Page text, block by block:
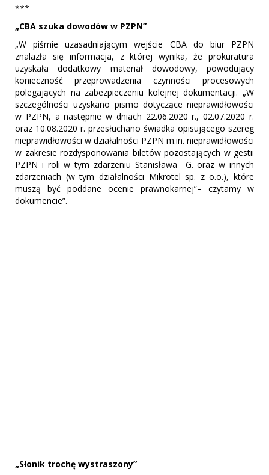
***
„CBA szuka dowodów w PZPN”
„W piśmie uzasadniającym wejście CBA do biur PZPN
znalazła się informacja, z której wynika, że prokuratura
uzyskała dodatkowy materiał dowodowy, powodujący
konieczność przeprowadzenia czynności procesowych
polegających na zabezpieczeniu kolejnej dokumentacji. „W
szczególności uzyskano pismo dotyczące nieprawidłowości
w PZPN, a następnie w dniach 22.06.2020 r., 02.07.2020 r.
oraz 10.08.2020 r. przesłuchano świadka opisującego szereg
nieprawidłowości w działalności PZPN m.in. nieprawidłowości
w zakresie rozdysponowania biletów pozostających w gestii
PZPN i roli w tym zdarzeniu Stanisława G. oraz w innych
zdarzeniach (w tym działalności Mikrotel sp. z o.o.), które
muszą być poddane ocenie prawnokarnej”– czytamy w
dokumencie”.
„Słonik trochę wystraszony”